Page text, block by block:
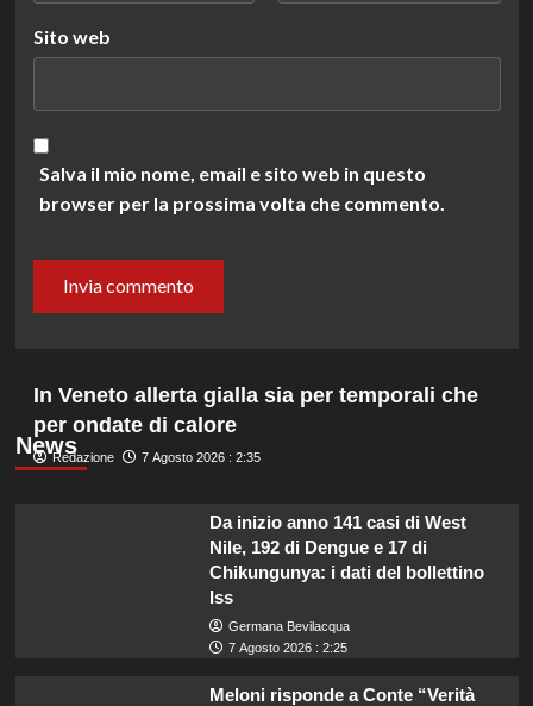
Sito web
Salva il mio nome, email e sito web in questo
browser per la prossima volta che commento.
News
In Veneto allerta gialla sia per temporali che
per ondate di calore
Redazione 7 Agosto 2026 : 2:35
Da inizio anno 141 casi di West
Nile, 192 di Dengue e 17 di
Chikungunya: i dati del bollettino
Iss
Germana Bevilacqua
7 Agosto 2026 : 2:25
Meloni risponde a Conte “Verità